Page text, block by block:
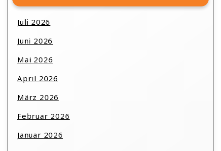
Juli 2026
Juni 2026
Mai 2026
April 2026
März 2026
Februar 2026
Januar 2026